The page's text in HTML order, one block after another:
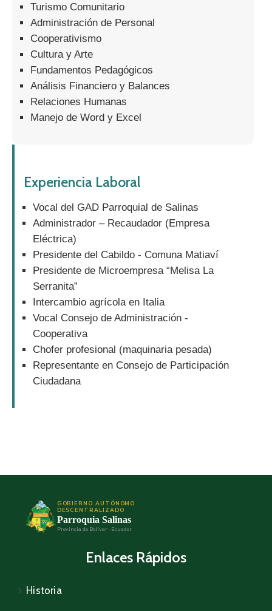
Turismo Comunitario
Administración de Personal
Cooperativismo
Cultura y Arte
Fundamentos Pedagógicos
Análisis Financiero y Balances
Relaciones Humanas
Manejo de Word y Excel
Experiencia Laboral
Vocal del GAD Parroquial de Salinas
Administrador – Recaudador (Empresa
Eléctrica)
Presidente del Cabildo - Comuna Matiaví
Presidente de Microempresa “Melisa La
Serranita”
Intercambio agrícola en Italia
Vocal Consejo de Administración -
Cooperativa
Chofer profesional (maquinaria pesada)
Representante en Consejo de Participación
Ciudadana
GOBIERNO AUTÓNOMO
DESCENTRALIZADO
Parroquia Salinas
Provincia de Bolívar · Ecuador
Enlaces Rápidos
Historia